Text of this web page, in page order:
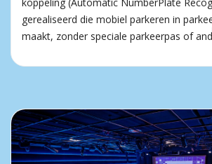
gerealiseerd die mobiel parkeren in
maakt, zonder speciale parkeerpas of